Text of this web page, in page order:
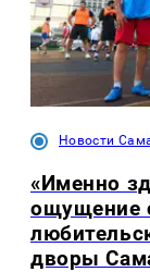
Новости
«Именно
ощущение
дворы